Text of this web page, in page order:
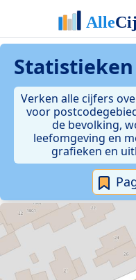
Statistieken
Verken alle cijfers
voor
de bevolking,
leefomgeving en
grafieken en